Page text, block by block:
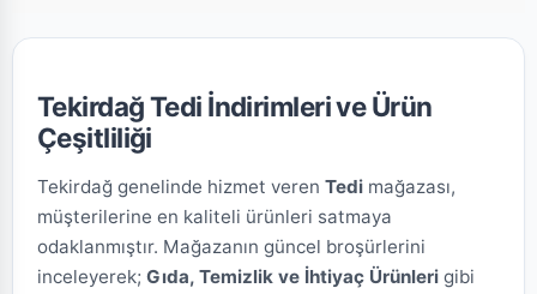
Tekirdağ Tedi İndirimleri ve Ürün
Çeşitliliği
Tekirdağ genelinde hizmet veren Tedi mağazası,
müşterilerine en kaliteli ürünleri satmaya
odaklanmıştır. Mağazanın güncel broşürlerini
inceleyerek; Gıda, Temizlik ve İhtiyaç Ürünleri gibi